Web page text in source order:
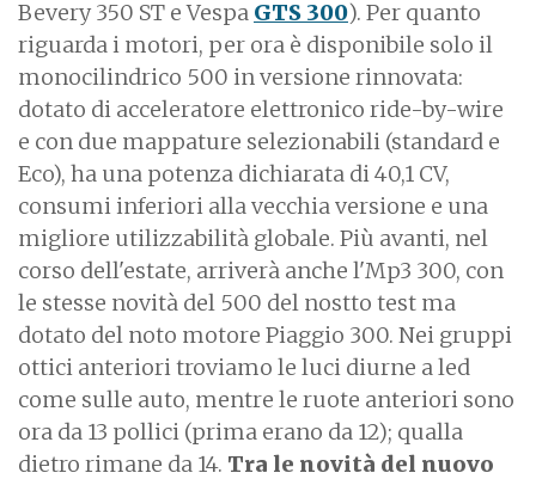
Bevery 350 ST e Vespa GTS 300). Per quanto
riguarda i motori, per ora è disponibile solo il
monocilindrico 500 in versione rinnovata:
dotato di acceleratore elettronico ride-by-wire
e con due mappature selezionabili (standard e
Eco), ha una potenza dichiarata di 40,1 CV,
consumi inferiori alla vecchia versione e una
migliore utilizzabilità globale. Più avanti, nel
corso dell'estate, arriverà anche l'Mp3 300, con
le stesse novità del 500 del nostto test ma
dotato del noto motore Piaggio 300. Nei gruppi
ottici anteriori troviamo le luci diurne a led
come sulle auto, mentre le ruote anteriori sono
ora da 13 pollici (prima erano da 12); qualla
dietro rimane da 14. Tra le novità del nuovo